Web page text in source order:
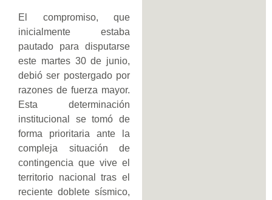
El compromiso, que
inicialmente estaba
pautado para disputarse
este martes 30 de junio,
debió ser postergado por
razones de fuerza mayor.
Esta determinación
institucional se tomó de
forma prioritaria ante la
compleja situación de
contingencia que vive el
territorio nacional tras el
reciente doblete sísmico,